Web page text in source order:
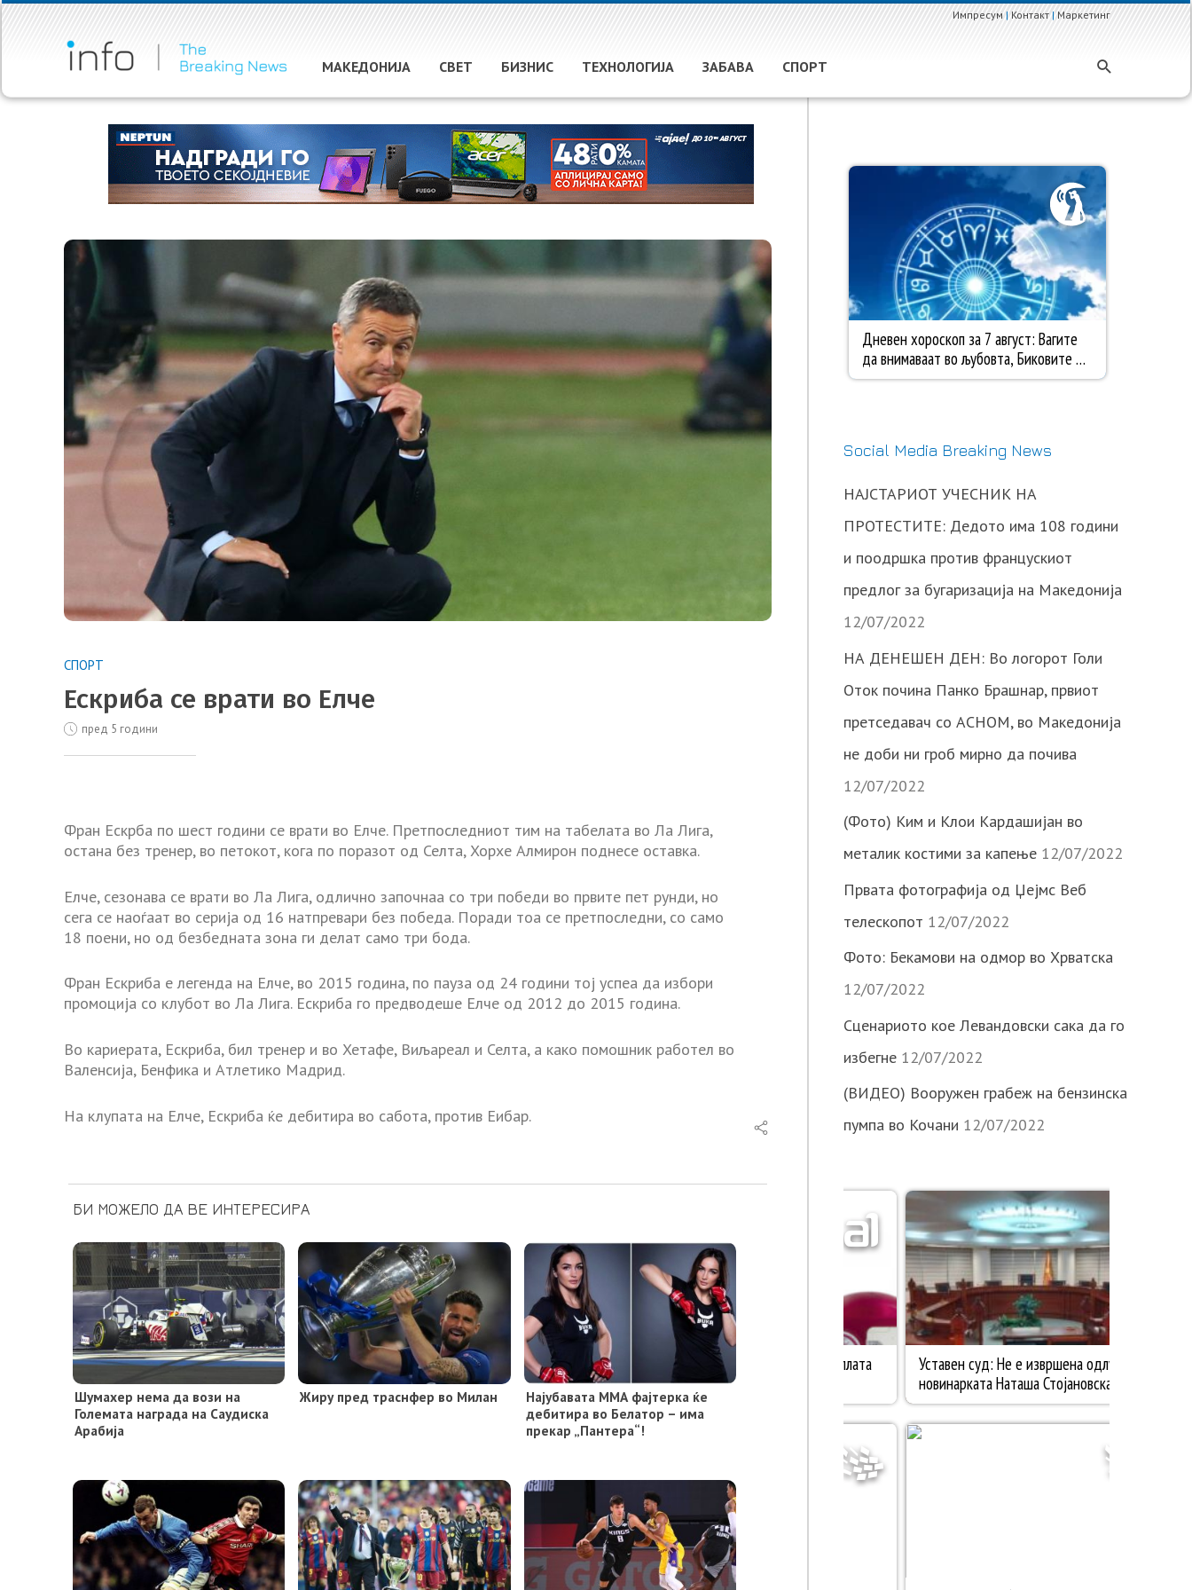
Импресум|Контакт|Маркетинг
МАКЕДОНИЈА СВЕТ БИЗНИС ТЕХНОЛОГИЈА ЗАБАВА СПОРТ
СПОРТ
Ескриба се врати во Елче
пред 5 години
Фран Ескрба по шест години се врати во Елче. Претпоследниот тим на табелата во Ла Лига,
остана без тренер, во петокот, кога по поразот од Селта, Хорхе Алмирон поднесе оставка.
Елче, сезонава се врати во Ла Лига, одлично започнаа со три победи во првите пет рунди, но
сега се наоѓаат во серија од 16 натпревари без победа. Поради тоа се претпоследни, со само
18 поени, но од безбедната зона ги делат само три бода.
Фран Ескриба е легенда на Елче, во 2015 година, по пауза од 24 години тој успеа да избори
промоција со клубот во Ла Лига. Ескриба го предводеше Елче од 2012 до 2015 година.
Во кариерата, Ескриба, бил тренер и во Хетафе, Виљареал и Селта, а како помошник работел во
Валенсија, Бенфика и Атлетико Мадрид.
На клупата на Елче, Ескриба ќе дебитира во сабота, против Еибар.
БИ МОЖЕЛО ДА ВЕ ИНТЕРЕСИРА
Шумахер нема да вози на
Големата награда на Саудиска
Арабија
Жиру пред траснфер во Милан
Најубавата ММА фајтерка ќе
дебитира во Белатор – има
прекар „Пантера“!
Social Media Breaking News
НАЈСТАРИОТ УЧЕСНИК НА
ПРОТЕСТИТЕ: Дедото има 108 години
и поодршка против францускиот
предлог за бугаризација на Македонија
12/07/2022
НА ДЕНЕШЕН ДЕН: Во логорот Голи
Оток почина Панко Брашнар, првиот
претседавач со АСНОМ, во Македонија
не доби ни гроб мирно да почива
12/07/2022
(Фото) Ким и Клои Кардашијан во
металик костими за капење 12/07/2022
Првата фотографија од Џејмс Веб
телескопот 12/07/2022
Фото: Бекамови на одмор во Хрватска
12/07/2022
Сценариото кое Левандовски сака да го
избегне 12/07/2022
(ВИДЕО) Вооружен грабеж на бензинска
пумпа во Кочани 12/07/2022